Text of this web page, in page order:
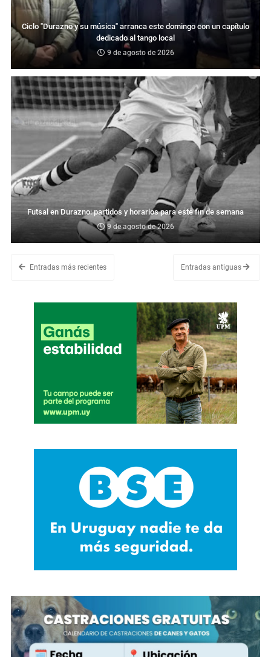
Ciclo "Durazno y su música" arranca este domingo con un capítulo
dedicado al tango local
9 de agosto de 2026
Futsal en Durazno: partidos y horarios para este fin de semana
9 de agosto de 2026
Entradas más recientes Entradas antiguas